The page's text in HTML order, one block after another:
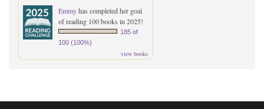
Emmyhas completed her goal
of reading 100 books in 2025!
185 of
100 (100%)
view books